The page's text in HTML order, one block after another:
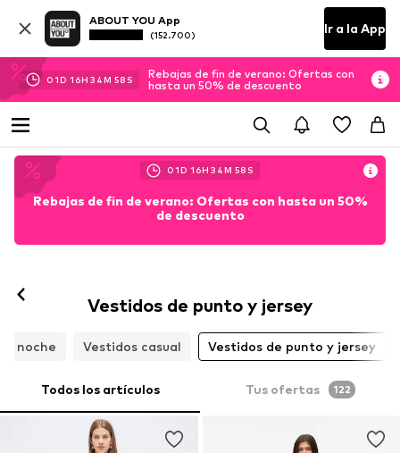
ABOUT YOU App
(152.700) Ir a la App
01D 16H 34M 57 S
Rebajas de fin de verano: Ofertas con
hasta un 50% de descuento
01D 16H 34M 57 S
Rebajas de fin de verano: Ofertas con hasta un 50%
de descuento
Vestidos de punto y jersey
noche Vestidos casual Vestidos de punto y jersey
Todos los artículos Tus ofertas 122